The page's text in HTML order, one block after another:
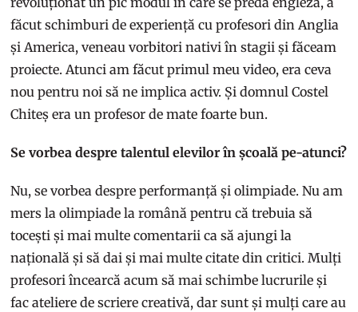
făcut schimburi de experiență cu profesori din Anglia
și America, veneau vorbitori nativi în stagii și făceam
proiecte. Atunci am făcut primul meu video, era ceva
nou pentru noi să ne implica activ. Și domnul Costel
Chiteș era un profesor de mate foarte bun.
Se vorbea despre talentul elevilor în școală pe-atunci?
Nu, se vorbea despre performanță și olimpiade. Nu am
mers la olimpiade la română pentru că trebuia să
tocești și mai multe comentarii ca să ajungi la
națională și să dai și mai multe citate din critici. Mulți
profesori încearcă acum să mai schimbe lucrurile și
fac ateliere de scriere creativă, dar sunt și mulți care au